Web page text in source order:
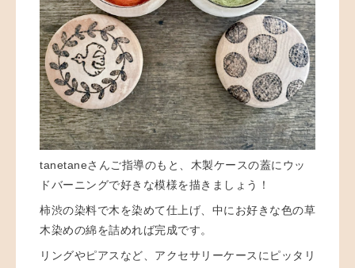
tanetaneさんご指導のもと、木製ケースの蓋にウッ
ドバーニングで好きな模様を描きましょう！
柿渋の染料で木を染めて仕上げ、中にお好きな色の草
木染めの綿を詰めれば完成です。
リングやピアスなど、アクセサリーケースにピッタリ